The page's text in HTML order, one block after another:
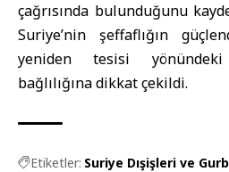
çağrısında bulunduğunu
Suriye’nin şeffaflığın
yeniden tesisi yönündeki
bağlılığına dikkat çekildi.
Etiketler: Suriye Dışişleri ve